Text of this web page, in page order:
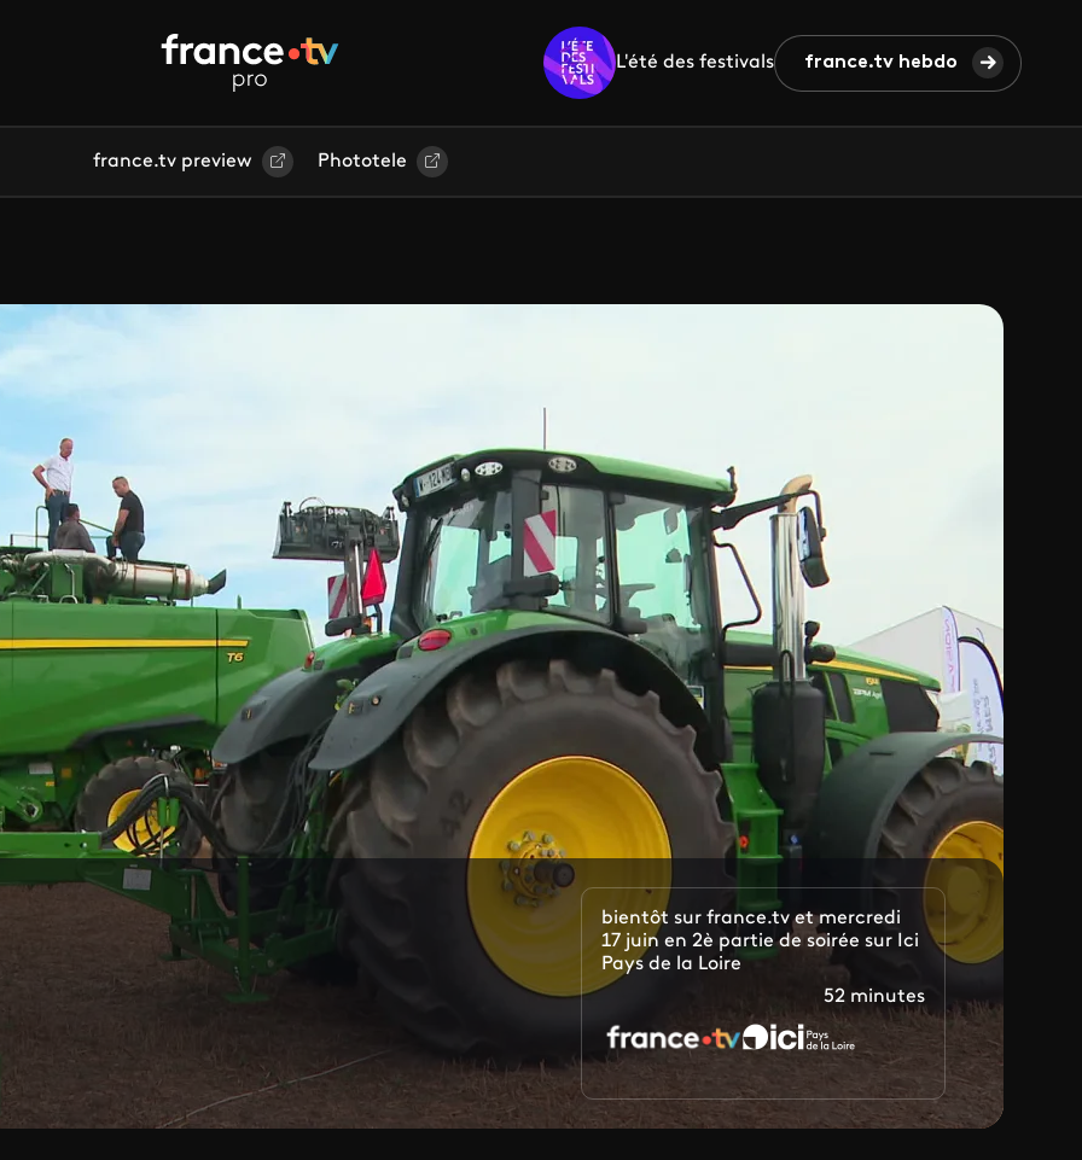
L'été des festivals france.tv hebdo
france.tv preview Phototele
bientôt sur france.tv et mercredi
17 juin en 2è partie de soirée sur Ici
Pays de la Loire
52 minutes